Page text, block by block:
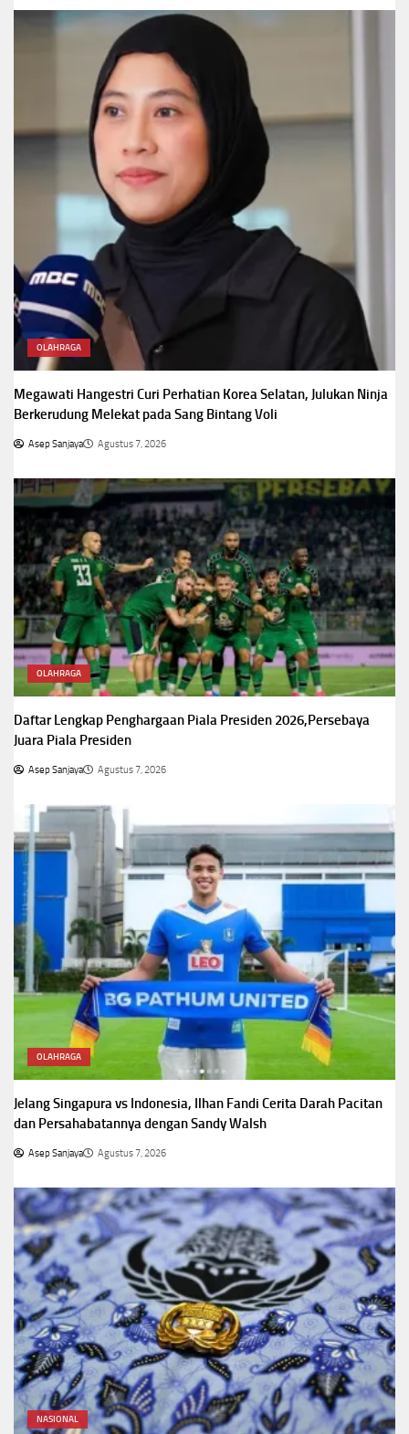
OLAHRAGA
Megawati Hangestri Curi Perhatian Korea Selatan, Julukan Ninja
Berkerudung Melekat pada Sang Bintang Voli
Asep Sanjaya Agustus 7, 2026
OLAHRAGA
Daftar Lengkap Penghargaan Piala Presiden 2026,Persebaya
Juara Piala Presiden
Asep Sanjaya Agustus 7, 2026
OLAHRAGA
Jelang Singapura vs Indonesia, Ilhan Fandi Cerita Darah Pacitan
dan Persahabatannya dengan Sandy Walsh
Asep Sanjaya Agustus 7, 2026
NASIONAL